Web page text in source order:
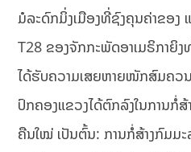
ມໍລະດົກມິ່ງເມືອງທີ່ຊົງຄຸນຄ່າຂອງ
T28 ຂອງຈັກກະພັດອາເມຣິກາຍິງ
ໄດ້ຮັບຄວາມເສຍຫາຍໜັກສົມຄວ
ປົກຄອງແຂວງໄດ້ຕົກລົງໃນການກໍ່
ຄືນໃໝ່ ເປັນຕົ້ນ: ການກໍ່ສ້າງກົມມ